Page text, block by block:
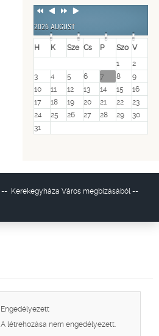
Previous
Previous
NextNext
2026 AUGUST
H K Sze Cs P Szo V
1
2
3
4 5 6 7 8
9
10
11 12 13 14 15
16
17
18 19 20 21 22
23
24
25 26 27 28 29
30
31
-- Kerekegyháza Város megbízásából --
Engedélyezett
A létrehozása nem engedélyezett.